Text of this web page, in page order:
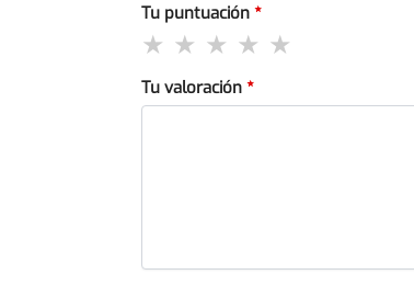
Tu puntuación *
Tu valoración *